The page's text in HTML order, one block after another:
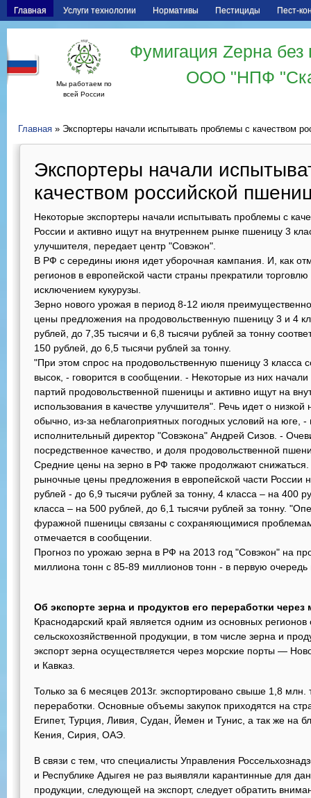
Главная Услуги технологии Нормативы Пестициды Пест-
Мы работаем по
всей России
Фумигация Zерна
ООО "НПФ
Главная » Экспортеры начали испытывать проблемы с качеством
Экспортеры начали
качеством российской
Некоторые экспортеры начали испытывать проблемы с
России и активно ищут на внутреннем рынке пшеницу 3
улучшителя, передает центр "Совэкон".
В РФ с середины июня идет уборочная кампания. И, как
регионов в европейской части страны прекратили
исключением кукурузы.
Зерно нового урожая в период 8-12 июля
цены предложения на продовольственную пшеницу 3 и 4
рублей, до 7,35 тысячи и 6,8 тысячи рублей за тонну
150 рублей, до 6,5 тысячи рублей за тонну.
"При этом спрос на продовольственную пшеницу 3 класса
высок, - говорится в сообщении. - Некоторые из них
партий продовольственной пшеницы и активно ищут на
использования в качестве улучшителя". Речь идет о
обычно, из-за неблагоприятных погодных условий на юге, -
исполнительный директор "Совэкона" Андрей Сизов. -
посредственное качество, и доля продовольственной
Средние цены на зерно в РФ также продолжают
рыночные цены предложения в европейской части России
рублей - до 6,9 тысячи рублей за тонну, 4 класса – на 400
класса – на 500 рублей, до 6,1 тысячи рублей за тонну.
фуражной пшеницы связаны с сохраняющимися
отмечается в сообщении.
Прогноз по урожаю зерна в РФ на 2013 год "Совэкон" на
миллиона тонн с 85-89 миллионов тонн - в первую очередь
Об экспорте зерна и продуктов его переработки
Краснодарский край является одним из основных регионов
сельскохозяйственной продукции, в том числе зерна и
экспорт зерна осуществляется через морские порты —
и Кавказ.
Только за 6 месяцев 2013г. экспортировано свыше 1,8 млн.
переработки. Основные объемы закупок приходятся на
Египет, Турция, Ливия, Судан, Йемен и Тунис, а так же на
Кения, Сирия, ОАЭ.
В связи с тем, что специалисты Управления
и Республике Адыгея не раз выявляли карантинные для
продукции, следующей на экспорт, следует обратить